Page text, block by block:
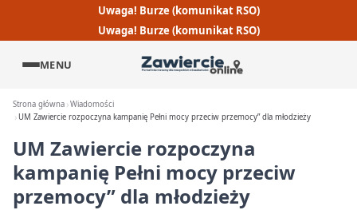
Uwaga! Burze (komunikat RSO)
Uwaga! Burze (komunikat RSO)
MENU
Strona główna Wiadomości
UM Zawiercie rozpoczyna kampanię Pełni mocy przeciw przemocy” dla młodzieży
UM Zawiercie rozpoczyna
kampanię Pełni mocy przeciw
przemocy” dla młodzieży